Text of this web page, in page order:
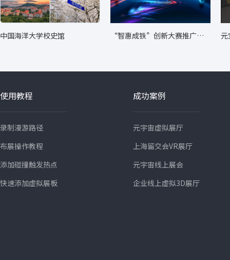
中国海洋大学校史馆
“智惠成铁”创新大赛推广转
元
使用教程
录制漫游路径
布展操作教程
添加碰撞触发热点
快速添加虚拟展板
成功案例
元宇宙虚拟展厅
上海留交会VR展厅
元宇宙线上展会
企业线上虚拟3D展厅